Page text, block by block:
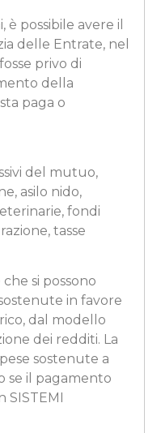
è possibile avere il
delle Entrate, nel
privo di
della
paga o
del mutuo,
asilo nido,
fondi
tasse
si possono
in favore
dal modello
dei redditi. La
sostenute a
se il pagamento